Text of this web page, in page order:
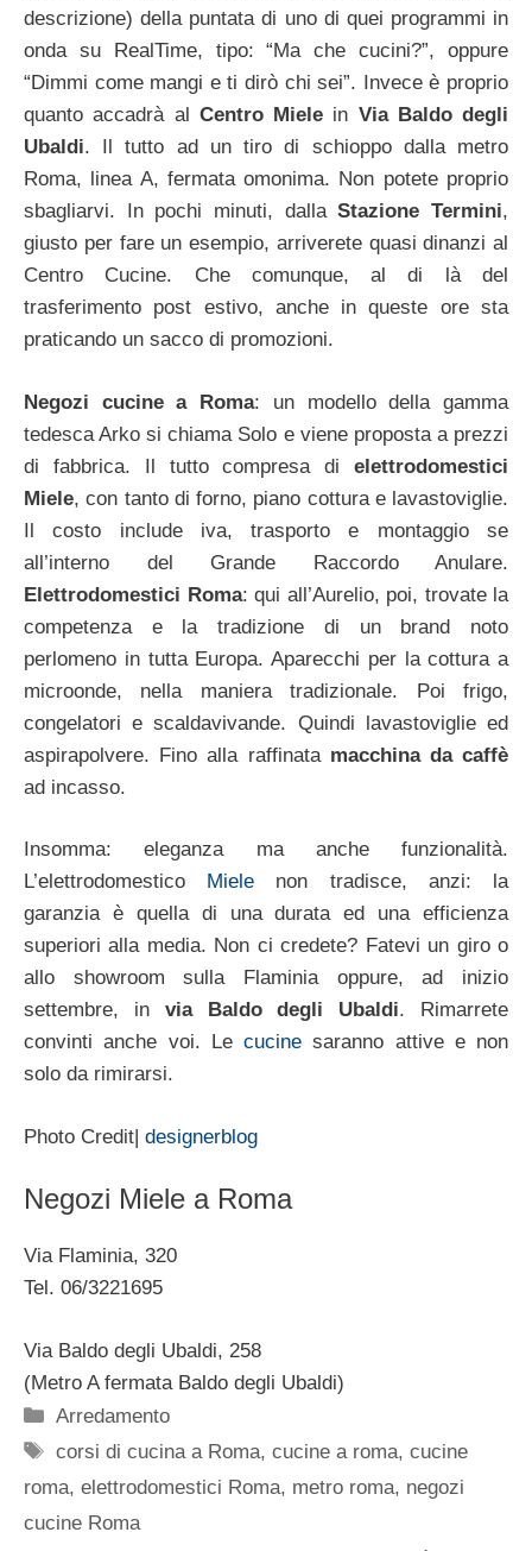
descrizione) della puntata di uno di quei programmi in
onda su RealTime, tipo: “Ma che cucini?”, oppure
“Dimmi come mangi e ti dirò chi sei”. Invece è proprio
quanto accadrà al Centro Miele in Via Baldo degli
Ubaldi. Il tutto ad un tiro di schioppo dalla metro
Roma, linea A, fermata omonima. Non potete proprio
sbagliarvi. In pochi minuti, dallaStazione Termini,
giusto per fare un esempio, arriverete quasi dinanzi al
Centro Cucine. Che comunque, al di là del
trasferimento post estivo, anche in queste ore sta
praticando un sacco di promozioni.
Negozi cucine a Roma: un modello della gamma
tedesca Arko si chiama Solo e viene proposta a prezzi
di fabbrica. Il tutto compresa di elettrodomestici
Miele, con tanto di forno, piano cottura e lavastoviglie.
Il costo include iva, trasporto e montaggio se
all’interno del Grande Raccordo Anulare.
Elettrodomestici Roma: qui all’Aurelio, poi, trovate la
competenza e la tradizione di un brand noto
perlomeno in tutta Europa. Aparecchi per la cottura a
microonde, nella maniera tradizionale. Poi frigo,
congelatori e scaldavivande. Quindi lavastoviglie ed
aspirapolvere. Fino alla raffinata macchina da caffè
ad incasso.
Insomma: eleganza ma anche funzionalità.
L’elettrodomestico Miele non tradisce, anzi: la
garanzia è quella di una durata ed una efficienza
superiori alla media. Non ci credete? Fatevi un giro o
allo showroom sulla Flaminia oppure, ad inizio
settembre, in via Baldo degli Ubaldi. Rimarrete
convinti anche voi. Le cucine saranno attive e non
solo da rimirarsi.
Photo Credit| designerblog
Negozi Miele a Roma
Via Flaminia, 320
Tel. 06/3221695
Via Baldo degli Ubaldi, 258
(Metro A fermata Baldo degli Ubaldi)
Categorie
Arredamento
Tag
corsi di cucina a Roma,cucine a roma,cucine
roma, elettrodomestici Roma, metro roma, negozi
cucine Roma